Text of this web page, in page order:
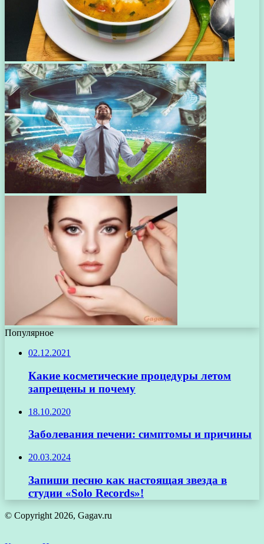
Популярное
02.12.2021
Какие косметические процедуры летом
запрещены и почему
18.10.2020
Заболевания печени: симптомы и причины
20.03.2024
Запиши песню как настоящая звезда в
студии «Solo Records»!
© Copyright 2026, Gagav.ru